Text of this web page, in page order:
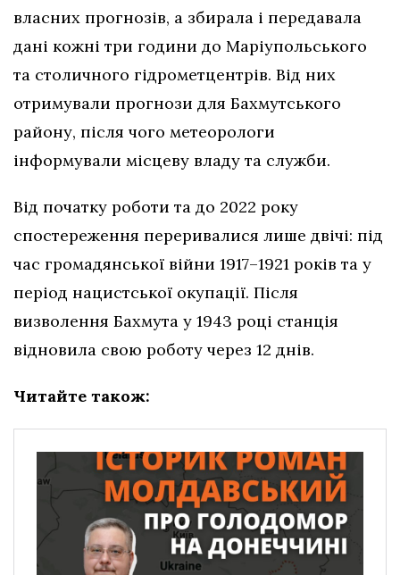
власних прогнозів, а збирала і передавала
дані кожні три години до Маріупольського
та столичного гідрометцентрів. Від них
отримували прогнози для Бахмутського
району, після чого метеорологи
інформували місцеву владу та служби.
Від початку роботи та до 2022 року
спостереження переривалися лише двічі: під
час громадянської війни 1917–1921 років та у
період нацистської окупації. Після
визволення Бахмута у 1943 році станція
відновила свою роботу через 12 днів.
Читайте також: